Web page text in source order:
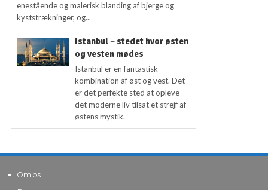
enestående og malerisk blanding af bjerge og
kyststrækninger, og...
Istanbul – stedet hvor østen
og vesten mødes
Istanbul er en fantastisk
kombination af øst og vest. Det
er det perfekte sted at opleve
det moderne liv tilsat et strejf af
østens mystik.
Om os